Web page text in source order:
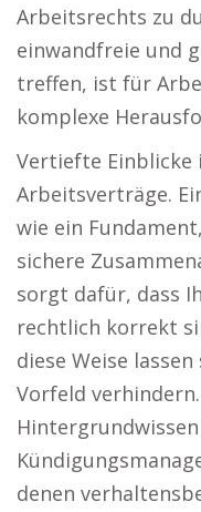
Arbeitsrechts zu
einwandfreie und
treffen, ist für
komplexe
Vertiefte Einblicke
Arbeitsverträge.
wie ein
sichere
sorgt dafür, dass
rechtlich korrekt
diese Weise
Vorfeld
denen